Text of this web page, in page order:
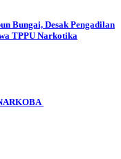
Bungai, Desak Pengadilan
TPPU Narkotika